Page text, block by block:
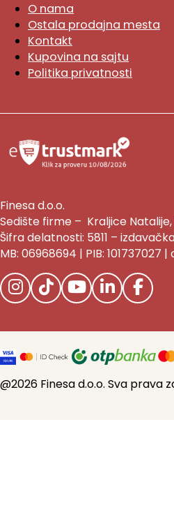
O nama
Ostala prodajna mesta
Kontakt
Kupovina na sajtu
Politika privatnosti
Finesa d.o.o.
Sedište firme – Kraljice
Šifra delatnosti: 5811 –
MB: 06968694 | PIB: 101737027
@2026 Finesa d.o.o. Sva prava